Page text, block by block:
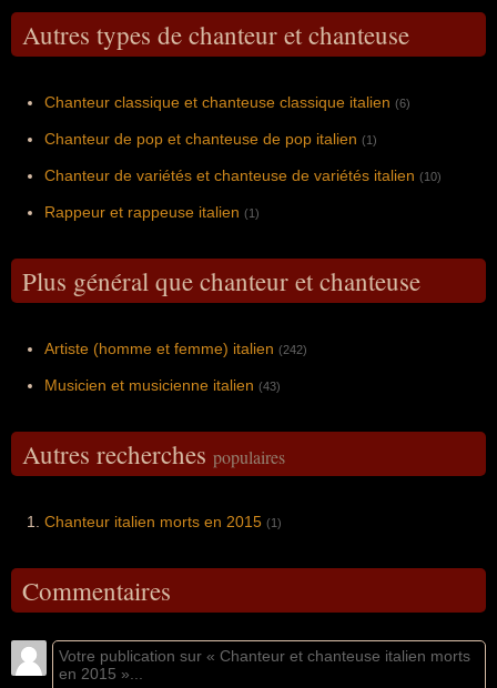
Autres types de chanteur et chanteuse
Chanteur classique et chanteuse classique italien (6)
Chanteur de pop et chanteuse de pop italien (1)
Chanteur de variétés et chanteuse de variétés italien (10)
Rappeur et rappeuse italien (1)
Plus général que chanteur et chanteuse
Artiste (homme et femme) italien (242)
Musicien et musicienne italien (43)
Autres recherches populaires
Chanteur italien morts en 2015 (1)
Commentaires